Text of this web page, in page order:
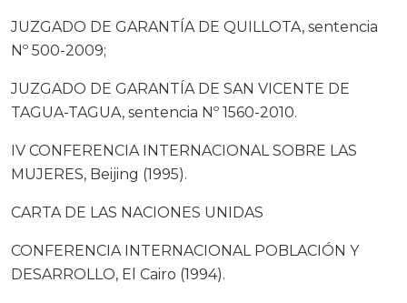
JUZGADO DE GARANTÍA DE QUILLOTA, sentencia
Nº 500-2009;
JUZGADO DE GARANTÍA DE SAN VICENTE DE
TAGUA-TAGUA, sentencia Nº 1560-2010.
IV CONFERENCIA INTERNACIONAL SOBRE LAS
MUJERES, Beijing (1995).
CARTA DE LAS NACIONES UNIDAS
CONFERENCIA INTERNACIONAL POBLACIÓN Y
DESARROLLO, El Cairo (1994).